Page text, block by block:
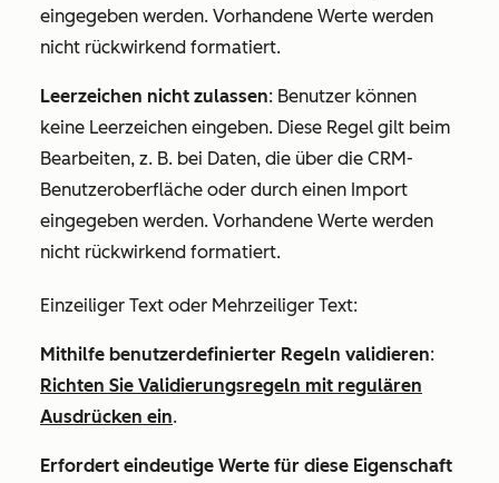
eingegeben werden. Vorhandene Werte werden
nicht rückwirkend formatiert.
Leerzeichen nicht zulassen: Benutzer können
keine Leerzeichen eingeben. Diese Regel gilt beim
Bearbeiten, z. B. bei Daten, die über die CRM-
Benutzeroberfläche oder durch einen Import
eingegeben werden. Vorhandene Werte werden
nicht rückwirkend formatiert.
Einzeiliger Text oder Mehrzeiliger Text:
Mithilfe benutzerdefinierter Regeln validieren:
Richten Sie Validierungsregeln mit regulären
Ausdrücken ein.
Erfordert eindeutige Werte für diese Eigenschaft